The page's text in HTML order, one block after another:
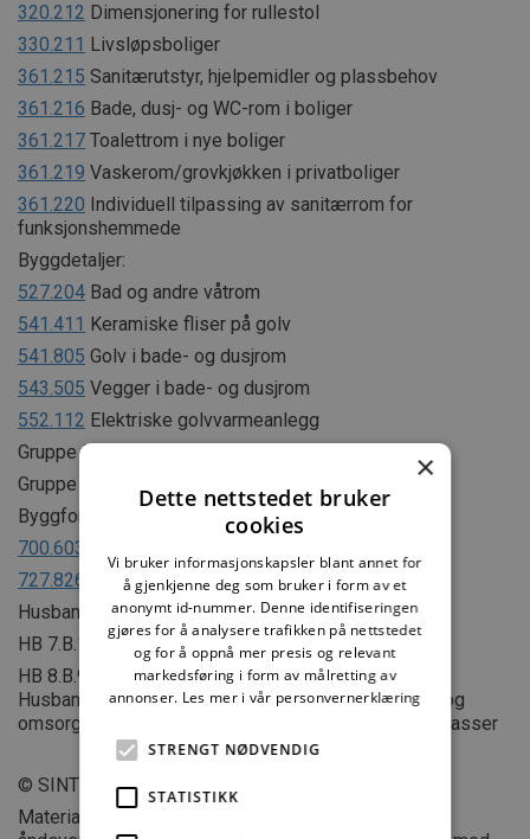
320.212 Dimensjonering for rullestol
330.211 Livsløpsboliger
361.215 Sanitærutstyr, hjelpemidler og plassbehov
361.216 Bade, dusj- og WC-rom i boliger
361.217 Toalettrom i nye boliger
361.219 Vaskerom/grovkjøkken i privatboliger
361.220 Individuell tilpassing av sanitærrom for
funksjonshemmede
Byggdetaljer:
527.204 Bad og andre våtrom
541.411 Keramiske fliser på golv
541.805 Golv i bade- og dusjrom
543.505 Vegger i bade- og dusjrom
552.112 Elektriske golvvarmeanlegg
Gruppe 552 Klimaanlegg
Gruppe 553 Sanitæranlegg
Byggforvaltning:
700.603
727.826
Nytt baderom i boliger
Husbanken:
HB 7.B.1.3 Husbankens minstestandard
HB 8.B.9 Retningslinjer for oppstartingstilskudd fra
Husbanken til boliger tilrettelagt for heldøgns pleie og
omsorgstjenester (omsorgsboliger) og sykehjemsplasser
© SINTEF
Materialet i dette dokumentet er omfattet av
×
Dette nettstedet bruker
cookies
Vi bruker informasjonskapsler blant annet for
å gjenkjenne deg som bruker i form av et
anonymt id-nummer. Denne identifiseringen
gjøres for å analysere trafikken på nettstedet
og for å oppnå mer presis og relevant
markedsføring i form av målretting av
annonser. Les mer i vår personvernerklæring
STRENGT NØDVENDIG
STATISTIKK